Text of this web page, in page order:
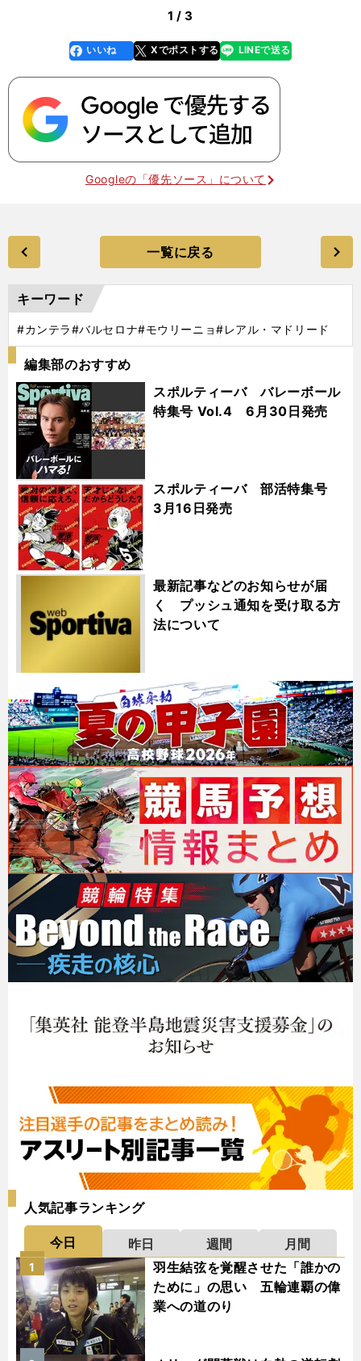
1 / 3
faceboo
k
いいね Xでポストする
line LINEで送る
Googleの「優先ソース」について
一覧に戻る
キーワード
#カンテラ#バルセロナ#モウリーニョ#レアル・マドリード
編集部のおすすめ
スポルティーバ バレーボール
特集号 Vol.4 6月30日発売
スポルティーバ 部活特集号
3月16日発売
最新記事などのお知らせが届
く プッシュ通知を受け取る方
法について
人気記事ランキング
今日 昨日 週間
月間
羽生結弦を覚醒させた「誰かの
ために」の思い 五輪連覇の偉
業への道のり
1